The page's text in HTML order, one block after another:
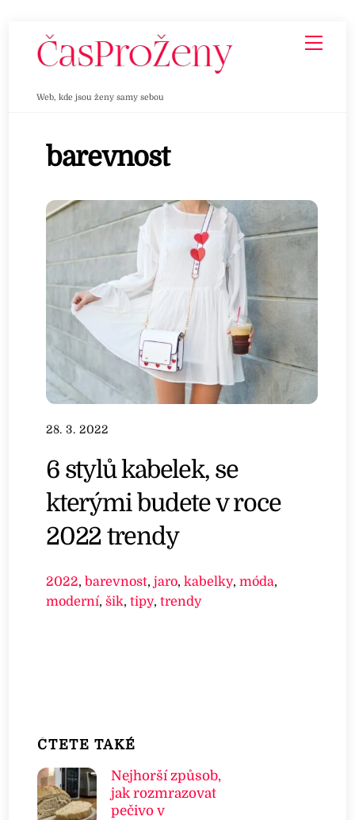
Web, kde jsou ženy samy sebou
barevnost
28. 3. 2022
6 stylů kabelek, se
kterými budete v roce
2022 trendy
2022,barevnost,jaro,kabelky,móda,
moderní,šik,tipy,trendy
ČTETE TAKÉ
Nejhorší způsob,
jak rozmrazovat
pečivo v